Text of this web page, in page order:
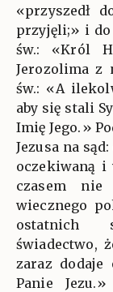
«przyszedł
przyjęli;» i do
św.: «Król
Jerozolima z
św.: «A
aby się stali
Imię Jego.»
Jezusa na
oczekiwaną i
czasem
wiecznego
ostatnich
świadectwo,
zaraz dodaje
Panie